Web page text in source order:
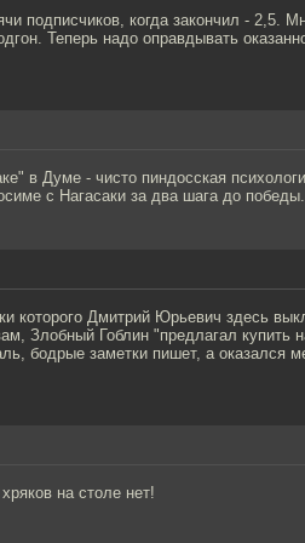
подписчиков, когда закончил - 2,5.
Теперь надо оправдывать
в Думе - чисто пиндосская
с Нагасаки за два шага до победы.
которого Дмитрий Юрьевич здесь
Злобный Гоблин "предлагал купить
бодрые заметки пишет, а оказался
на столе нет!